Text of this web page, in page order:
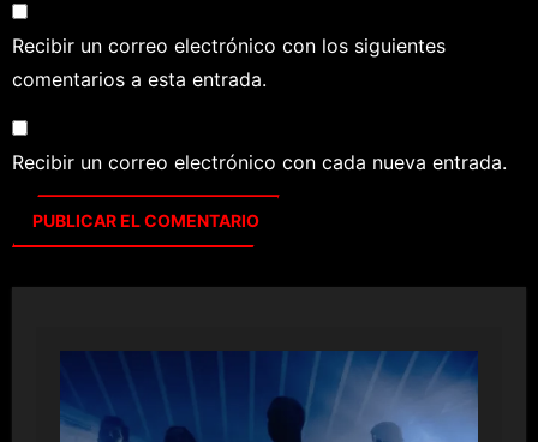
Recibir un correo electrónico con los siguientes
comentarios a esta entrada.
Recibir un correo electrónico con cada nueva entrada.